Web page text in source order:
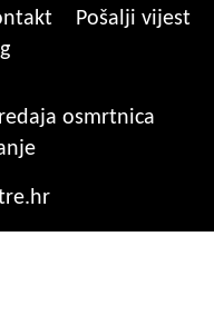
Pošalji vijest
osmrtnica